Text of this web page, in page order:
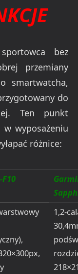
bez
przemiany
smartwatcha,
do
Ten punkt
w wyposażeniu
różnice:
1,2-